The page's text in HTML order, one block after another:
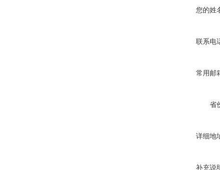
您的姓
联系电
常用邮
省
详细地
补充说